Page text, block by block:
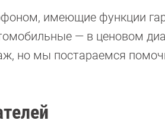
имеющие функции
— в ценовом
но мы постараемся